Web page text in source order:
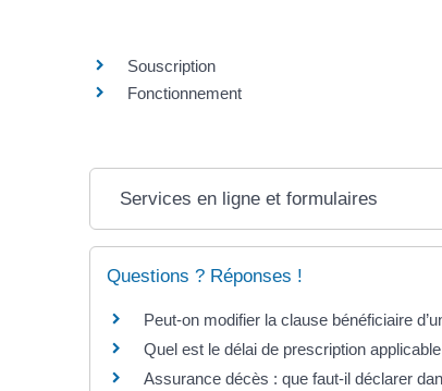
Souscription
Fonctionnement
Services en ligne et formulaires
Questions ? Réponses !
Peut-on modifier la clause bénéficiaire
Quel est le délai de prescription
Assurance décès : que faut-il déclarer